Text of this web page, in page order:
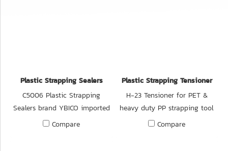
Plastic Strapping Sealers
C5006 Plastic Strapping
Sealers brand YBICO imported
from Taiwan. C5006 YBICO คีม
Compare
Plastic Strapping Tensioner
H-23 Tensioner for PET &
heavy duty PP strapping tool
brand TRANSPAK imported
Compare